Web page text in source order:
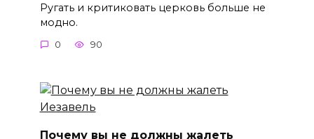
Ругать и критиковать церковь больше не
модно.
0 90
Почему вы не должны жалеть